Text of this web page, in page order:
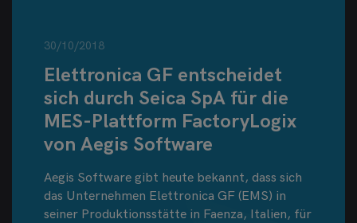
30/10/2018
Elettronica GF entscheidet
sich durch Seica SpA für die
MES-Plattform FactoryLogix
von Aegis Software
Aegis Software gibt heute bekannt, dass sich
das Unternehmen Elettronica GF (EMS) in
seiner Produktionsstätte in Faenza, Italien, für